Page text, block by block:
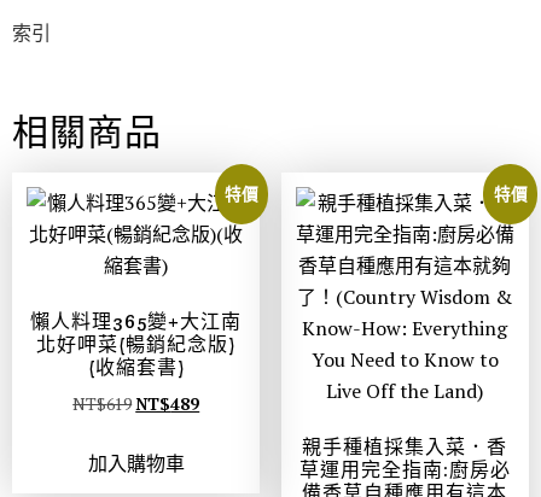
索引
相關商品
特價
懶人料理365變+大江南
北好呷菜(暢銷紀念版)
(收縮套書)
NT$619NT$489
加入購物車
特價
親手種植採集入菜．香
草運用完全指南:廚房必